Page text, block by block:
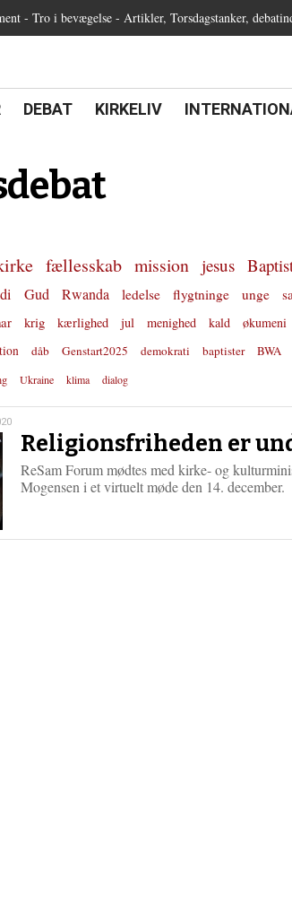
- Tro i bevægelse - Artikler, Torsdagstanker,
20.0:
DEBAT 21.0:
KIRKELIV 22.0:
fællesskab mission jesus
Gud Rwanda ledelse flygtninge unge
krig kærlighed jul menighed kald økumeni
dåb Genstart2025 demokrati baptister BWA
Ukraine klima dialog
Religionsfriheden er
ReSam Forum mødtes med kirke- og
Mogensen i et virtuelt møde den 14. december.